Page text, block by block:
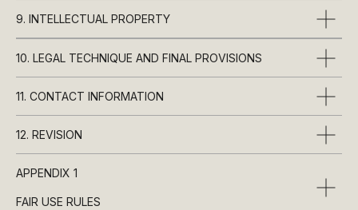
9. INTELLECTUAL PROPERTY
10. LEGAL TECHNIQUE AND FINAL PROVISIONS
11. CONTACT INFORMATION
12. REVISION
APPENDIX 1
FAIR USE RULES